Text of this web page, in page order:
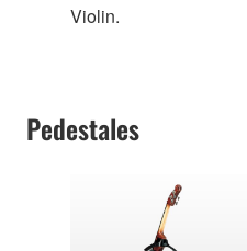
Violin.
Pedestales